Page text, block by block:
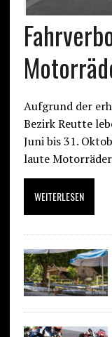
Aufgrund der
Bezirk Reutte
Juni bis 31.
laute
WEITERLESEN